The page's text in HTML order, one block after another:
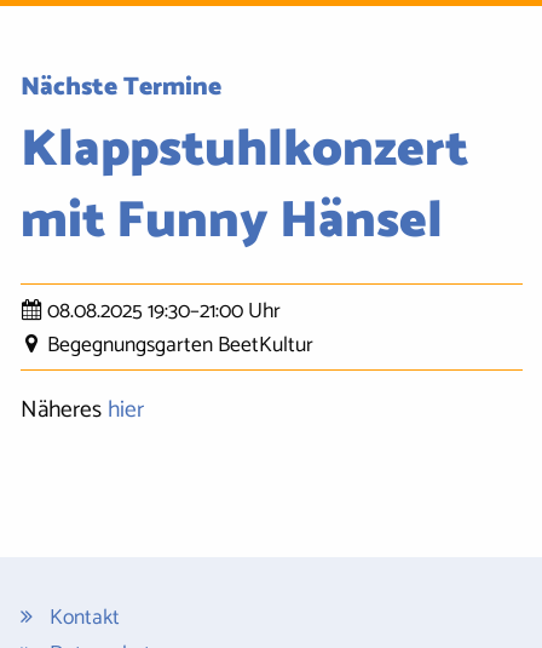
Klappstuhlkonzert
mit Funny Hänsel
08.08.2025 19:30–21:00 Uhr
Begegnungsgarten BeetKultur
Nähereshier
Nächste Termine
Kontakt